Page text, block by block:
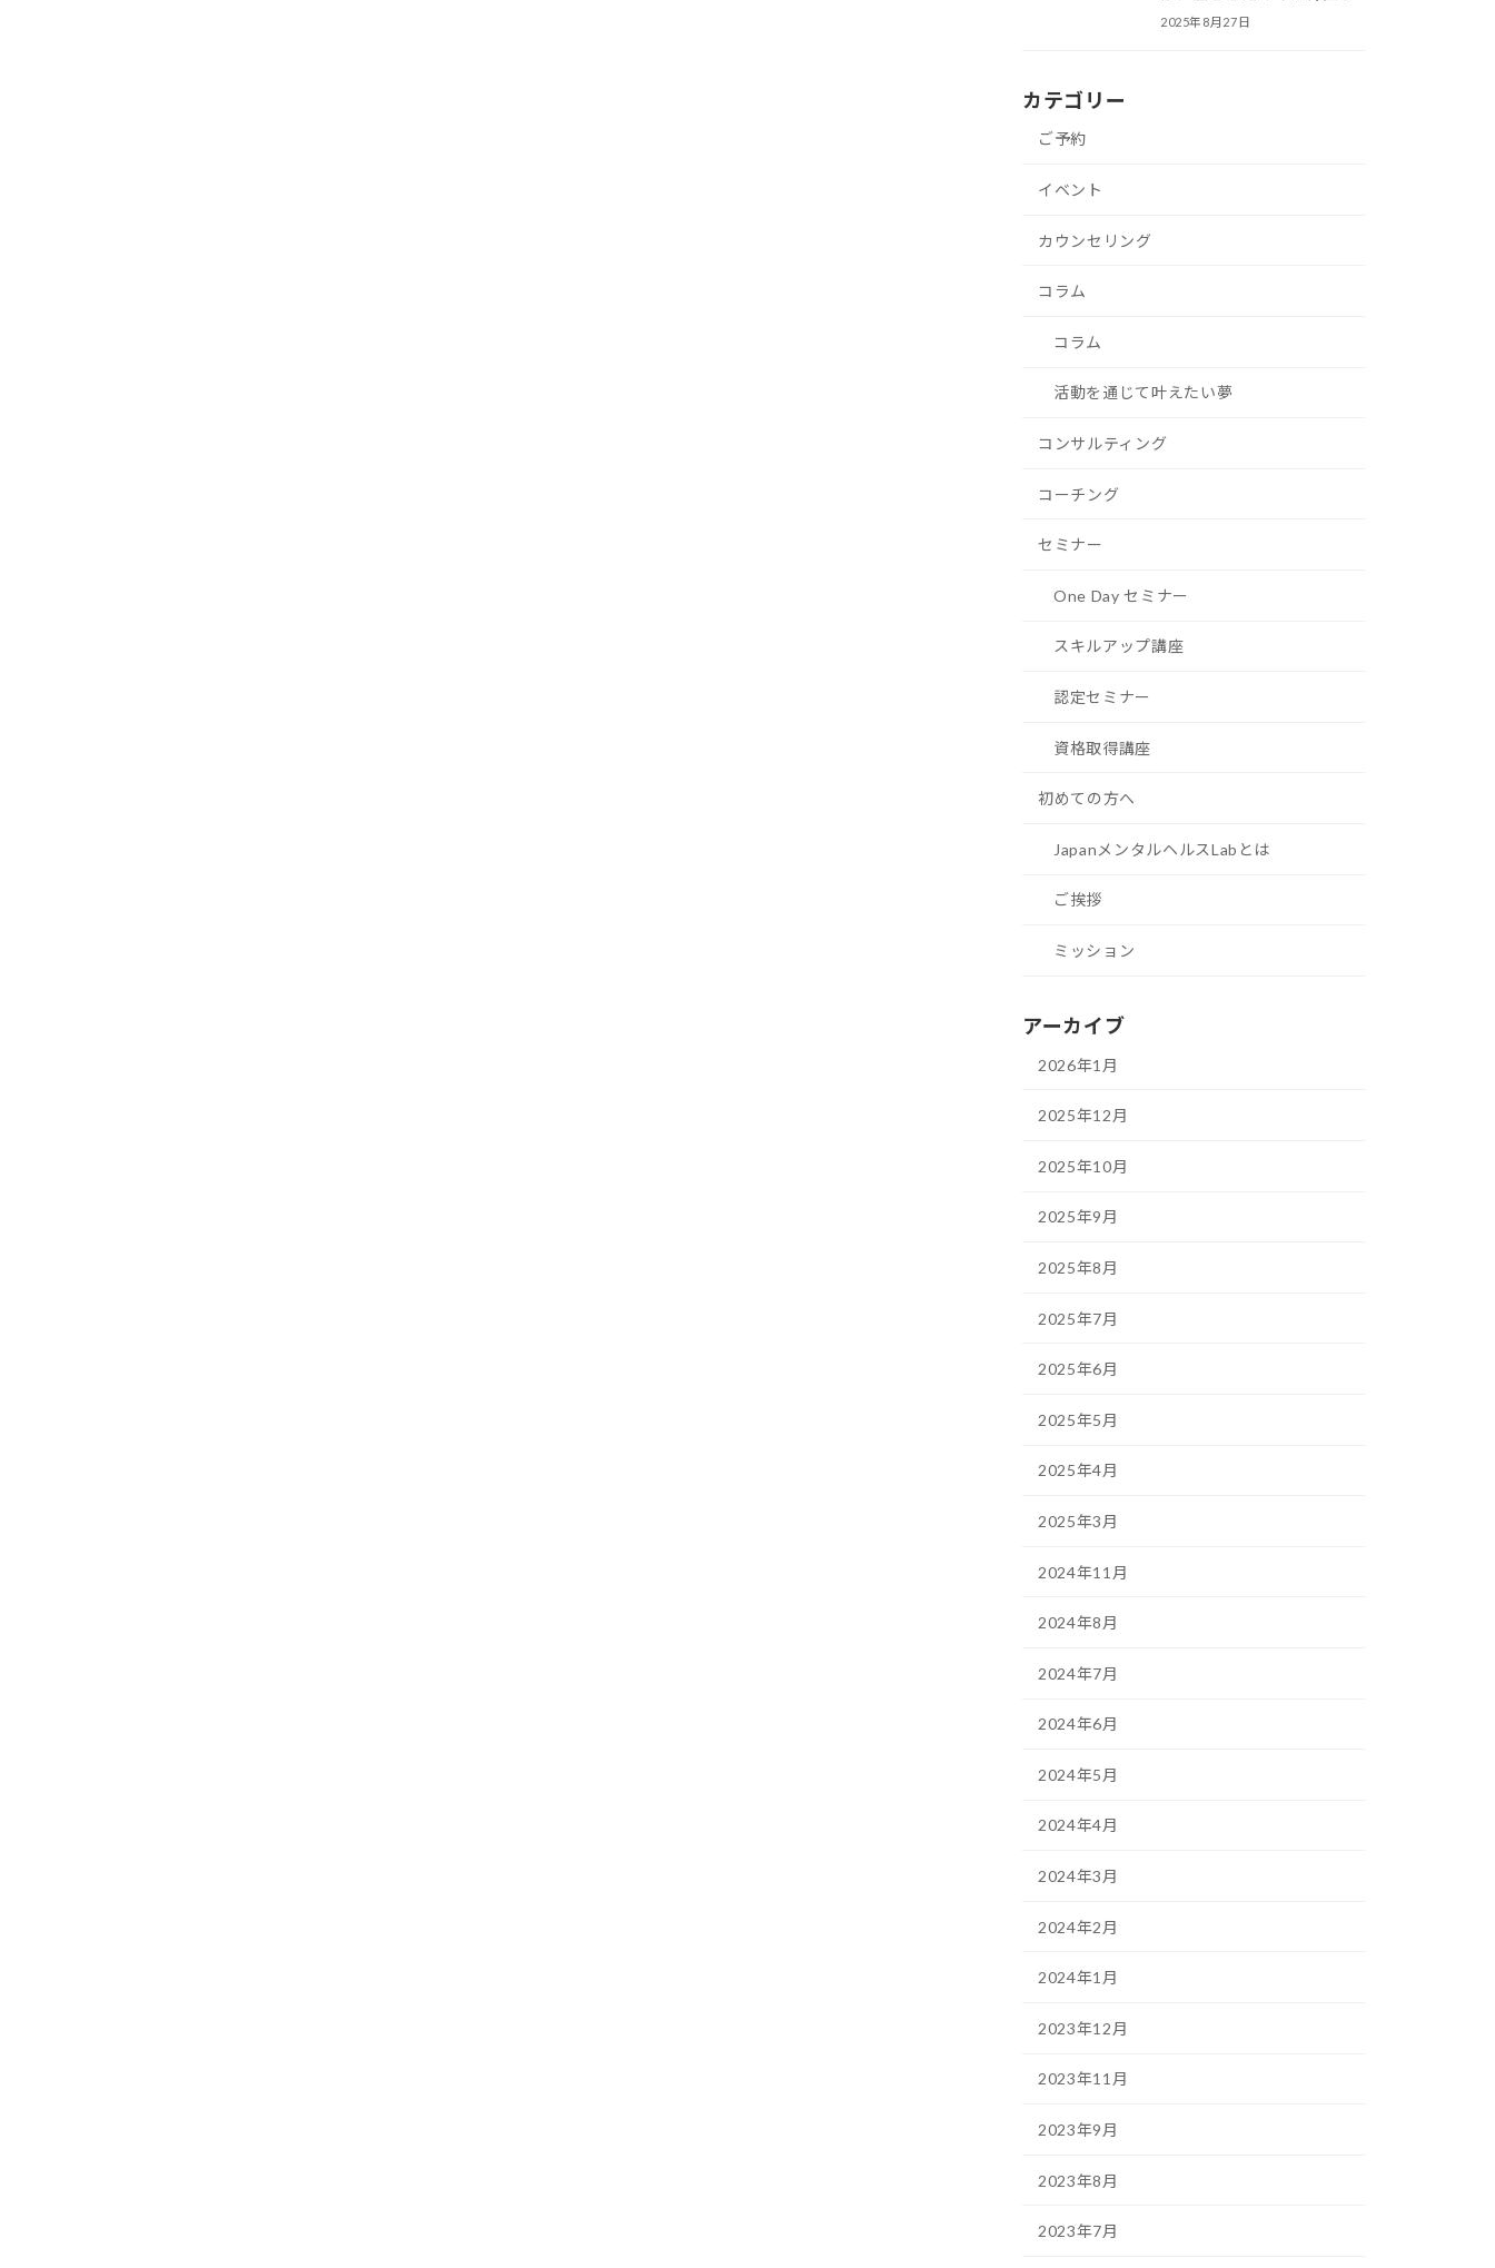
2025年8月27日
カテゴリー
ご予約
イベント
カウンセリング
コラム
コラム
活動を通じて叶えたい夢
コンサルティング
コーチング
セミナー
One Day セミナー
スキルアップ講座
認定セミナー
資格取得講座
初めての方へ
JapanメンタルヘルスLabとは
ご挨拶
ミッション
アーカイブ
2026年1月
2025年12月
2025年10月
2025年9月
2025年8月
2025年7月
2025年6月
2025年5月
2025年4月
2025年3月
2024年11月
2024年8月
2024年7月
2024年6月
2024年5月
2024年4月
2024年3月
2024年2月
2024年1月
2023年12月
2023年11月
2023年9月
2023年8月
2023年7月